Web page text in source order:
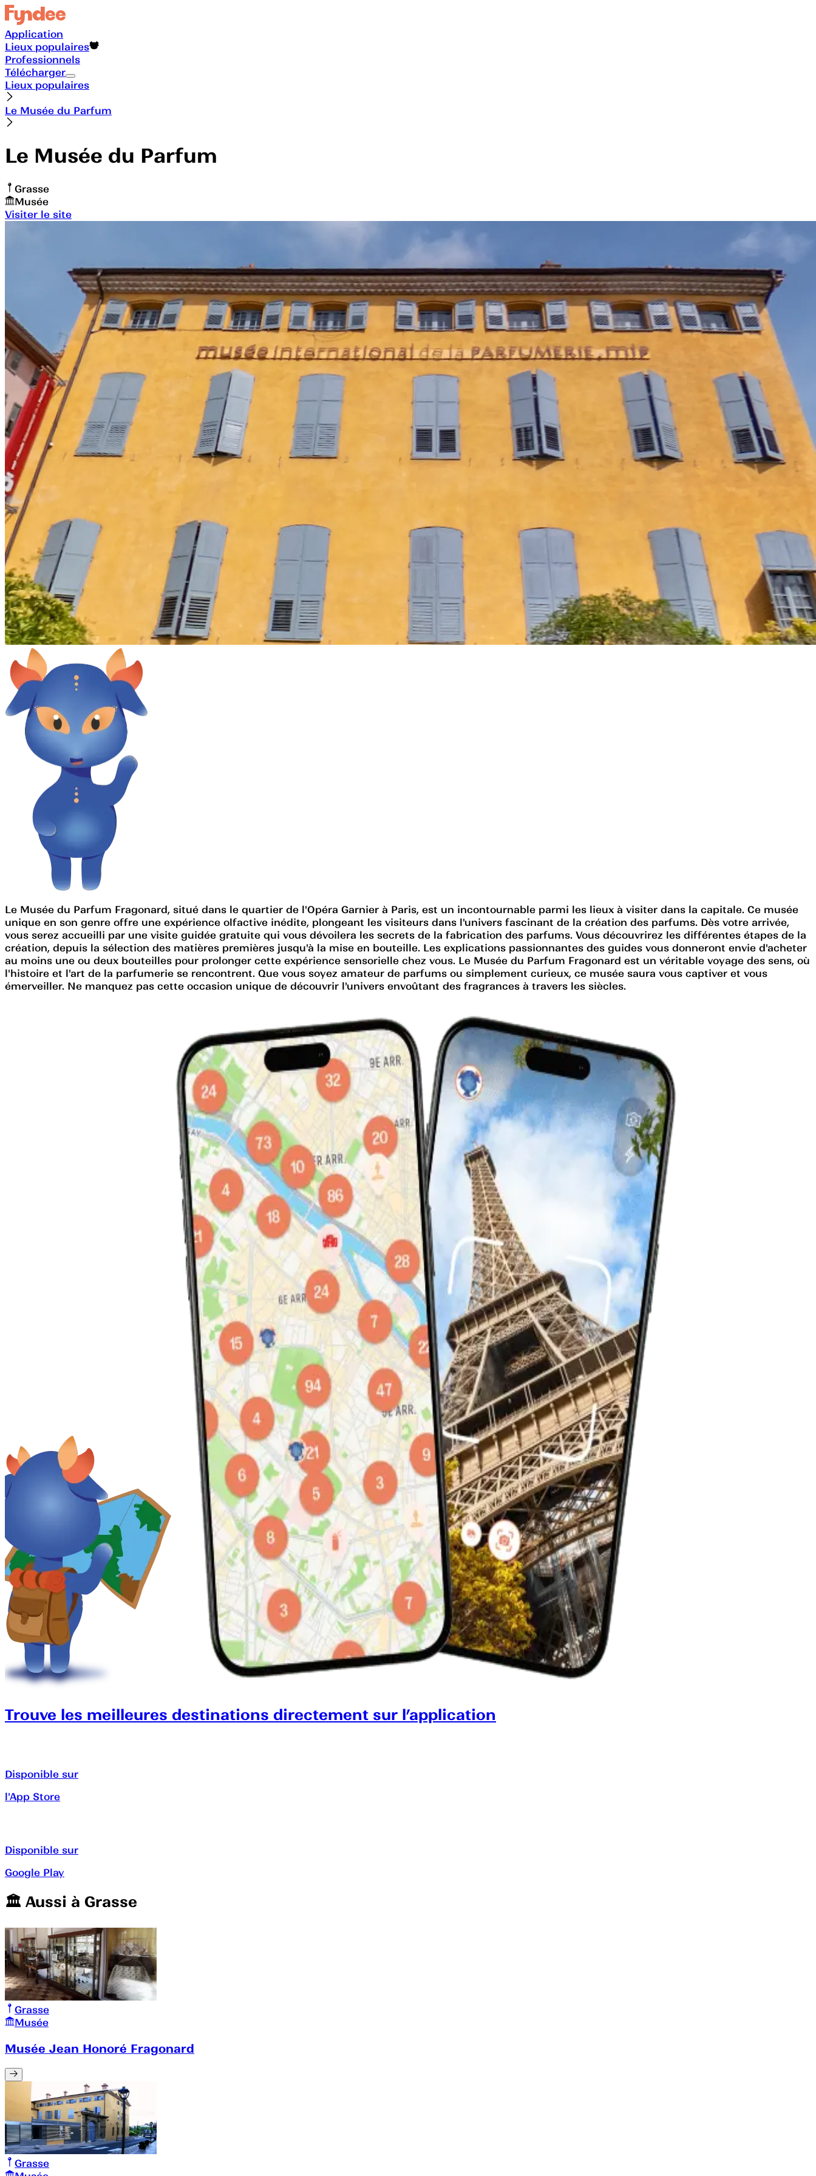
Application
Lieux populaires
Professionnels
Télécharger
Lieux populaires
Le Musée du Parfum
Le Musée du Parfum
Grasse
Musée
Visiter le site
Le Musée du Parfum Fragonard, situé dans le quartier de l'Opéra Garnier à Paris, est un incontournable parmi les lieux à visiter dans la capitale. Ce musée
unique en son genre offre une expérience olfactive inédite, plongeant les visiteurs dans l'univers fascinant de la création des parfums. Dès votre arrivée,
vous serez accueilli par une visite guidée gratuite qui vous dévoilera les secrets de la fabrication des parfums. Vous découvrirez les différentes étapes de la
création, depuis la sélection des matières premières jusqu'à la mise en bouteille. Les explications passionnantes des guides vous donneront envie d'acheter
au moins une ou deux bouteilles pour prolonger cette expérience sensorielle chez vous. Le Musée du Parfum Fragonard est un véritable voyage des sens, où
l'histoire et l'art de la parfumerie se rencontrent. Que vous soyez amateur de parfums ou simplement curieux, ce musée saura vous captiver et vous
émerveiller. Ne manquez pas cette occasion unique de découvrir l'univers envoûtant des fragrances à travers les siècles.
Trouve les meilleures destinations directement sur l’application
Disponible sur
l'App Store
Disponible sur
Google Play
🏛️️ Aussi à Grasse
Grasse
Musée
Musée Jean Honoré Fragonard
Grasse